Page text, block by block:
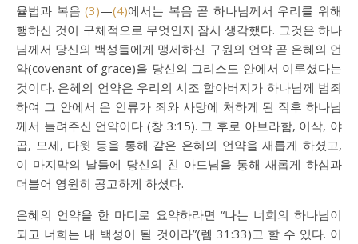
율법과 복음(3)—(4)에서는 복음 곧 하나님께서 우리를 위해
행하신 것이 구체적으로 무엇인지 잠시 생각했다. 그것은 하나
님께서 당신의 백성들에게 맹세하신 구원의 언약 곧 은혜의 언
약(covenant of grace)을 당신의 그리스도 안에서 이루셨다는
것이다. 은혜의 언약은 우리의 시조 할아버지가 하나님께 범죄
하여 그 안에서 온 인류가 죄와 사망에 처하게 된 직후 하나님
께서 들려주신 언약이다 (창 3:15). 그 후로 아브라함, 이삭, 야
곱, 모세, 다윗 등을 통해 같은 은혜의 언약을 새롭게 하셨고,
이 마지막의 날들에 당신의 친 아드님을 통해 새롭게 하심과
더불어 영원히 공고하게 하셨다.
은혜의 언약을 한 마디로 요약하라면 “나는 너희의 하나님이
되고 너희는 내 백성이 될 것이라”(렘 31:33)고 할 수 있다. 이